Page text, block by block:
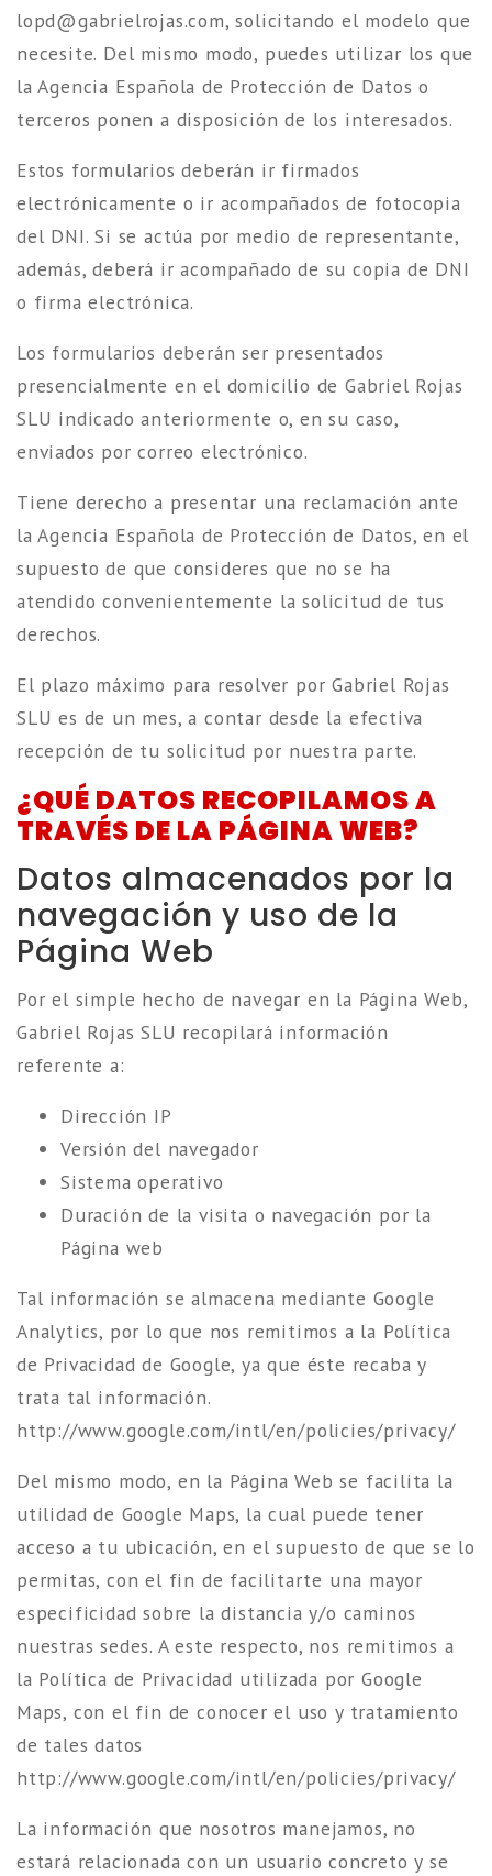
moc.s
ajorl
eirba
g@dpo
l
, solicitando el modelo que
necesite. Del mismo modo, puedes utilizar los que
la Agencia Española de Protección de Datos o
terceros ponen a disposición de los interesados.
Estos formularios deberán ir firmados
electrónicamente o ir acompañados de fotocopia
del DNI. Si se actúa por medio de representante,
además, deberá ir acompañado de su copia de DNI
o firma electrónica.
Los formularios deberán ser presentados
presencialmente en el domicilio de Gabriel Rojas
SLU indicado anteriormente o, en su caso,
enviados por correo electrónico.
Tiene derecho a presentar una reclamación ante
la Agencia Española de Protección de Datos, en el
supuesto de que consideres que no se ha
atendido convenientemente la solicitud de tus
derechos.
El plazo máximo para resolver por Gabriel Rojas
SLU es de un mes, a contar desde la efectiva
recepción de tu solicitud por nuestra parte.
¿QUÉ DATOS RECOPILAMOS A
TRAVÉS DE LA PÁGINA WEB?
Datos almacenados por la
navegación y uso de la
Página Web
Por el simple hecho de navegar en la Página Web,
Gabriel Rojas SLU recopilará información
referente a:
Dirección IP
Versión del navegador
Sistema operativo
Duración de la visita o navegación por la
Página web
Tal información se almacena mediante Google
Analytics, por lo que nos remitimos a la Política
de Privacidad de Google, ya que éste recaba y
trata tal información.
http://www.google.com/intl/en/policies/privacy/
Del mismo modo, en la Página Web se facilita la
utilidad de Google Maps, la cual puede tener
acceso a tu ubicación, en el supuesto de que se lo
permitas, con el fin de facilitarte una mayor
especificidad sobre la distancia y/o caminos
nuestras sedes. A este respecto, nos remitimos a
la Política de Privacidad utilizada por Google
Maps, con el fin de conocer el uso y tratamiento
de tales datos
http://www.google.com/intl/en/policies/privacy/
La información que nosotros manejamos, no
estará relacionada con un usuario concreto y se